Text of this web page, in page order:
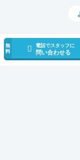
無
料
電話でスタッフに
問い合わせる